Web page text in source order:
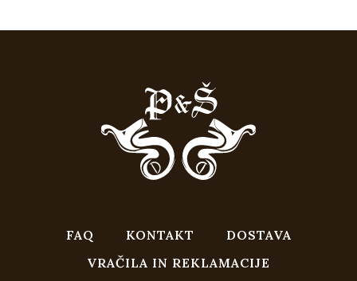
FAQ KONTAKT
DOSTAVA
VRAČILA IN REKLAMACIJE